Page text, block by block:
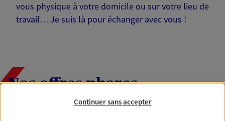
vous physique à votre domicile ou sur votre lieu de
travail… Je suis là pour échanger avec vous !
Nos offres phares
Continuer sans accepter